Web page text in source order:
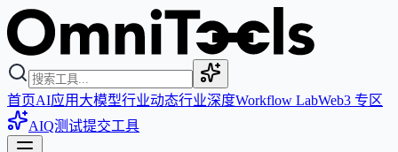
首页AI应用 大模型行业动态行业深度Workflow LabWeb3 专区
AIQ测试提交工具